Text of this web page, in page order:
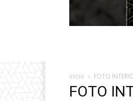
Inicio FOTO
FOTO